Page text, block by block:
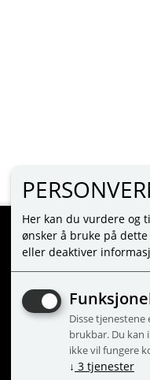
MINE
LOGIN
NEW
TERMS
PRIVACY
Her kan du vurdere og
ønsker å bruke på
eller deaktiver
Disse
brukbar. Du kan
ikke vil fungere
↓ 3 tjenester